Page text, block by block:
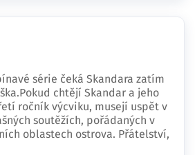
série čeká Skandara zatím
chtějí Skandar a jeho
ročník výcviku, musejí uspět v
soutěžích, pořádaných v
oblastech ostrova. Přátelství,